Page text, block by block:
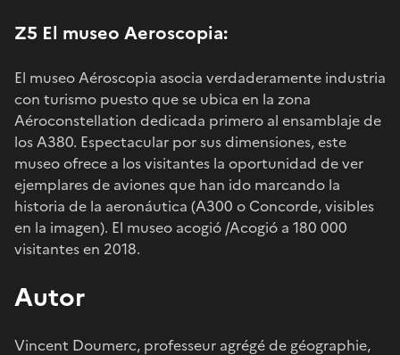
Z5 El museo Aeroscopia:
El museo Aéroscopia asocia verdaderamente industria
con turismo puesto que se ubica en la zona
Aéroconstellation dedicada primero al ensamblaje de
los A380. Espectacular por sus dimensiones, este
museo ofrece a los visitantes la oportunidad de ver
ejemplares de aviones que han ido marcando la
historia de la aeronáutica (A300 o Concorde, visibles
en la imagen). El museo acogió /Acogió a 180 000
visitantes en 2018.
Autor
Vincent Doumerc, professeur agrégé de géographie,